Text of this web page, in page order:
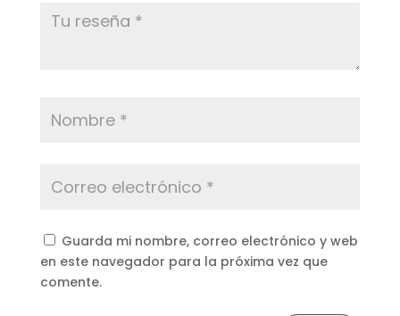
Guarda mi nombre, correo electrónico y web
en este navegador para la próxima vez que
comente.